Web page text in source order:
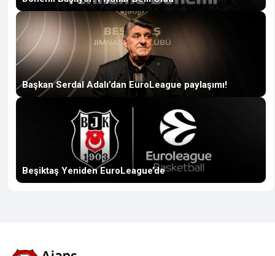
Başkan Serdal Adalı’dan EuroLeague paylaşımı!
Beşiktaş Yeniden EuroLeague’de